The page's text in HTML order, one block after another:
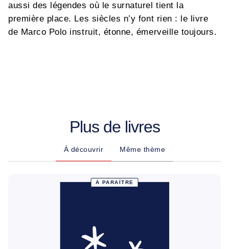
aussi des légendes où le surnaturel tient la
première place. Les siècles n’y font rien : le livre
de Marco Polo instruit, étonne, émerveille toujours.
Plus de livres
À découvrir Même thème
À PARAÎTRE